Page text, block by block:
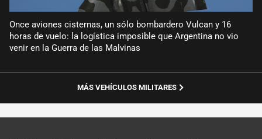
Once aviones cisternas, un sólo bombardero Vulcan y 16
horas de vuelo: la logística imposible que Argentina no vio
venir en la Guerra de las Malvinas
MÁS VEHÍCULOS MILITARES